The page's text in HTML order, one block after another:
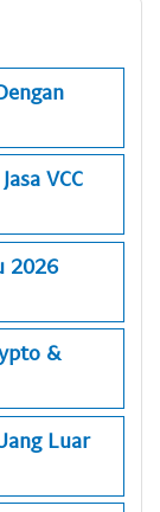
VCC
2026
&
Luar